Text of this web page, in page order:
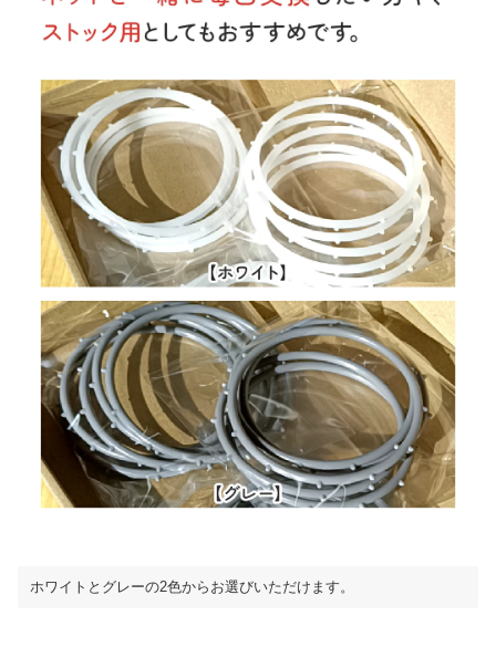
ホワイトとグレーの2色からお選びいただけます。